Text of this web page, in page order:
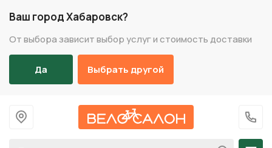
Ваш город Хабаровск?
От выбора зависит выбор услуг и стоимость доставки
Да Выбрать другой
На главную
+7